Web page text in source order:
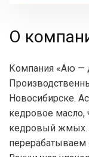
О
Компания «Аю —
Новосибирске.
кедровое масло,
кедровый жмых.